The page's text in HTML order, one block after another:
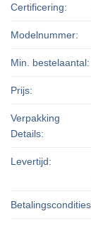
Certificering:
Modelnummer:
Min. bestelaantal:
Prijs:
Verpakking
Details:
Levertijd: